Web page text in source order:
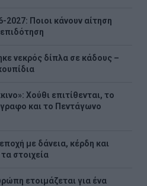
2027: Ποιοι κάνουν αίτηση
νεκρός δίπλα σε κάδους –
Χούθι επιτίθενται, το
και το Πεντάγωνο
με δάνεια, κέρδη και
στοιχεία
ετοιμάζεται για ένα